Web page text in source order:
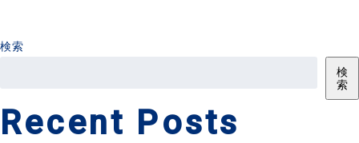
検索
検
索
Recent Posts